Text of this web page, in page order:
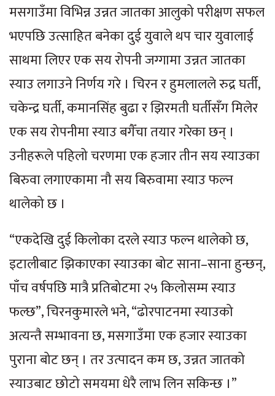
मसगाउँमा विभिन्न उन्नत जातका आलुको परीक्षण सफल
भएपछि उत्साहित बनेका दुई युवाले थप चार युवालाई
साथमा लिएर एक सय रोपनी जग्गामा उन्नत जातका
स्याउ लगाउने निर्णय गरे । चिरन र हुमलालले रुद्र घर्ती,
चकेन्द्र घर्ती, कमानसिंह बुढा र झिरमती घर्तीसँग मिलेर
एक सय रोपनीमा स्याउ बगैँचा तयार गरेका छन् ।
उनीहरूले पहिलो चरणमा एक हजार तीन सय स्याउका
बिरुवा लगाएकामा नौ सय बिरुवामा स्याउ फल्न
थालेको छ ।
“एकदेखि दुई किलोका दरले स्याउ फल्न थालेको छ,
इटालीबाट झिकाएका स्याउका बोट साना–साना हुन्छन्,
पाँच वर्षपछि मात्रै प्रतिबोटमा २५ किलोसम्म स्याउ
फल्छ”, चिरनकुमारले भने, “ढोरपाटनमा स्याउको
अत्यन्तै सम्भावना छ, मसगाउँमा एक हजार स्याउका
पुराना बोट छन् । तर उत्पादन कम छ, उन्नत जातको
स्याउबाट छोटो समयमा धेरै लाभ लिन सकिन्छ ।”